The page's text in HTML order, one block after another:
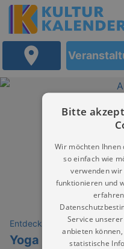
Entdeckungen
Yoga | Nitya
Bitte
Wir möchten
so einfach wie
verwenden wir
funktionieren und
Service
anbieten
statistische